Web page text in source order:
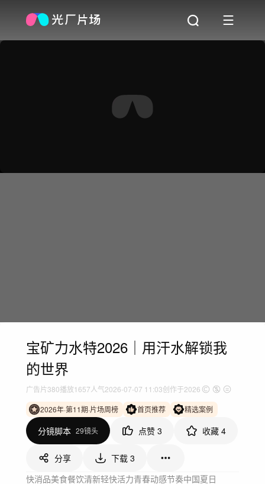
宝矿力水特2026｜用汗水解锁我
的世界
广告片380播放1657人气2026-07-07 11:03创作于2026
2026年·第11期·片场周榜
首页推荐 精选案例
分镜脚本 29镜头 点赞 3 收藏 4
分享 下载 3
快消品美食餐饮清新轻快活力青春动感节奏中国夏日